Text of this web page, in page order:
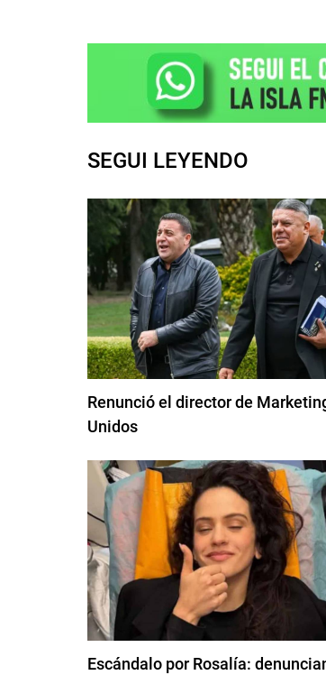
SEGUI LEYENDO
Renunció el director de
Unidos
Escándalo por Rosalía: